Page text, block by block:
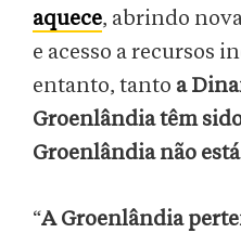
aquece, abrindo
e acesso a recursos
entanto, tanto a
Groenlândia têm
Groenlândia não
“A Groenlândia